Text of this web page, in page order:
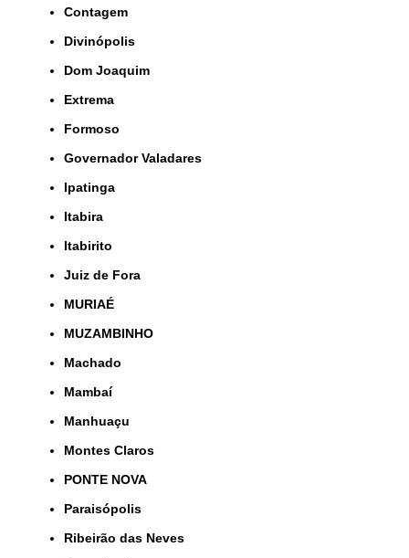
Contagem
Divinópolis
Dom Joaquim
Extrema
Formoso
Governador Valadares
Ipatinga
Itabira
Itabirito
Juiz de Fora
MURIAÉ
MUZAMBINHO
Machado
Mambaí
Manhuaçu
Montes Claros
PONTE NOVA
Paraisópolis
Ribeirão das Neves